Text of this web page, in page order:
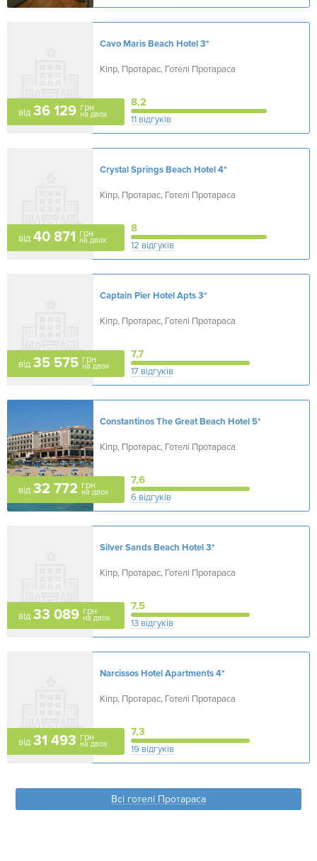
від 36 129 грн
на двох
Cavo Maris Beach Hotel3*
Кіпр, Протарас, Готелі Протараса
8,2
11 відгуків
від 40 871 грн
на двох
Crystal Springs Beach Hotel4*
Кіпр, Протарас, Готелі Протараса
8
12 відгуків
від 35 575 грн
на двох
Captain Pier Hotel Apts3*
Кіпр, Протарас, Готелі Протараса
7,7
17 відгуків
від 32 772 грн
на двох
Constantinos The Great Beach Hotel5*
Кіпр, Протарас, Готелі Протараса
7,6
6 відгуків
від 33 089 грн
на двох
Silver Sands Beach Hotel3*
Кіпр, Протарас, Готелі Протараса
7,5
13 відгуків
від 31 493 грн
на двох
Narcissos Hotel Apartments4*
Кіпр, Протарас, Готелі Протараса
7,3
19 відгуків
Всі готелі Протараса